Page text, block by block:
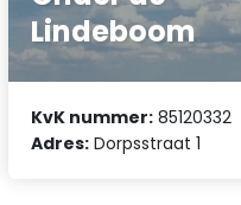
Lindeboom
KvK nummer: 85120332
Adres: Dorpsstraat 1